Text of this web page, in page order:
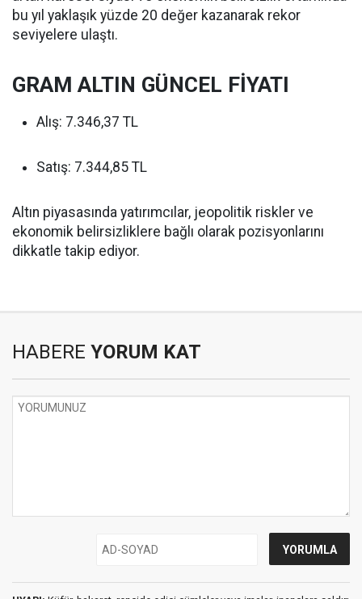
bu yıl yaklaşık yüzde 20 değer kazanarak rekor
seviyelere ulaştı.
GRAM ALTIN GÜNCEL FİYATI
Alış: 7.346,37 TL
Satış: 7.344,85 TL
Altın piyasasında yatırımcılar, jeopolitik riskler ve
ekonomik belirsizliklere bağlı olarak pozisyonlarını
dikkatle takip ediyor.
HABERE YORUM KAT